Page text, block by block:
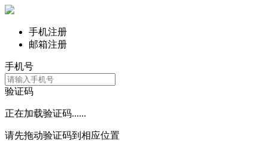
手机注册
邮箱注册
手机号
验证码
正在加载验证码......
请先拖动验证码到相应位置